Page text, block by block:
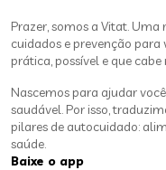
Prazer, somos a Vitat.
cuidados e prevenção
prática, possível e que
Nascemos para ajudar
saudável. Por isso,
pilares de autocuidado:
saúde.
Baixe o app